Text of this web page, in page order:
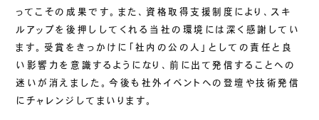
ACCESS
アクセス
CONTACT
お問い合わせ
ってこその成果です。また、資格取得支援制度により、スキ
ルアップを後押ししてくれる当社の環境には深く感謝してい
ます。受賞をきっかけに「社内の公の人」としての責任と良
い影響力を意識するようになり、前に出て発信することへの
迷いが消えました。今後も社外イベントへの登壇や技術発信
にチャレンジしてまいります。